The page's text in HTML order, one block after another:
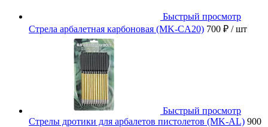
Быстрый просмотр
Стрела арбалетная карбоновая (MK-CA20) 700 ₽ / шт
Быстрый просмотр
Стрелы дротики для арбалетов пистолетов (MK-AL) 900